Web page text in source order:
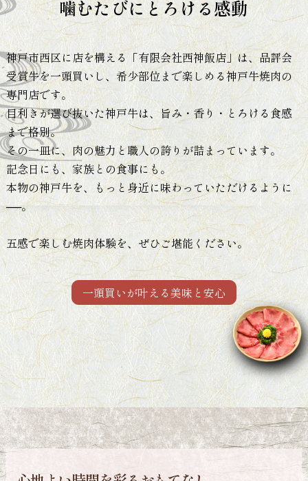
噛むたびにとろける感動
神戸市西区に店を構える「有限会社西神飯店」は、品評会
受賞牛を一頭買いし、 希少部位まで楽しめる神戸牛焼肉の
専門店です。
目利きが選び抜いた神戸牛は、旨み・香り・とろける食感
まで格別。
その一皿に、肉の魅力と職人の誇りが詰まっています。
記念日にも、家族との食事にも。
本物の神戸牛を、もっと身近に味わっていただけるように
──。
五感で楽しむ焼肉体験を、ぜひご堪能ください。
一頭買いが叶える美味と安心